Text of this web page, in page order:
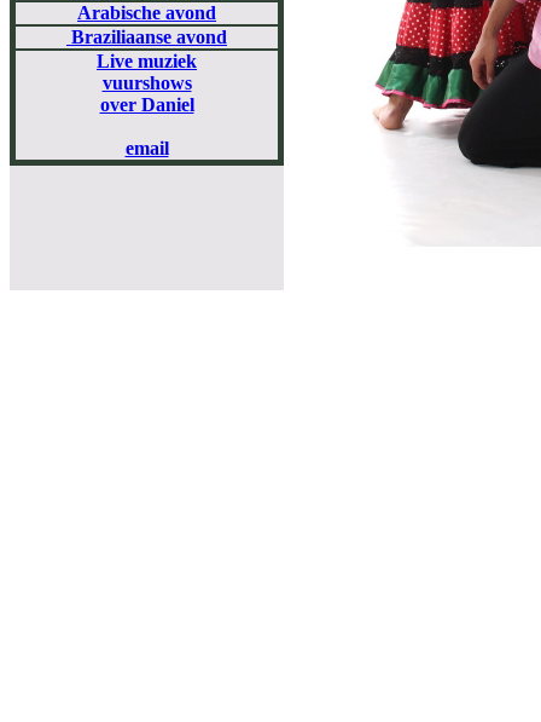
Arabische avond
Braziliaanse avond
Live muziek
vuurshows
over Daniel
email